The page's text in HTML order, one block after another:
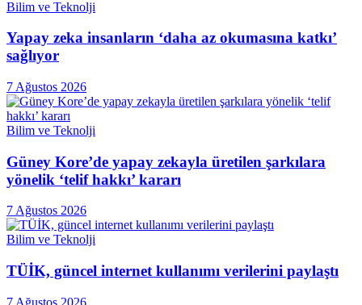
Bilim ve Teknolji
Yapay zeka insanların ‘daha az okumasına katkı’
sağlıyor
7 Ağustos 2026
Bilim ve Teknolji
Güney Kore’de yapay zekayla üretilen şarkılara
yönelik ‘telif hakkı’ kararı
7 Ağustos 2026
Bilim ve Teknolji
TÜİK, güncel internet kullanımı verilerini paylaştı
7 Ağustos 2026